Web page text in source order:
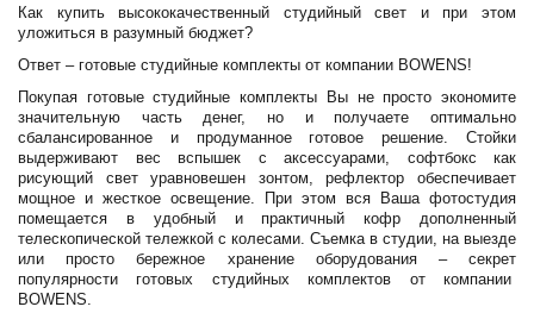
Как купить высококачественный студийный свет и при этом
уложиться в разумный бюджет?
Ответ – готовые студийные комплекты от компании BOWENS!
Покупая готовые студийные комплекты Вы не просто экономите
значительную часть денег, но и получаете оптимально
сбалансированное и продуманное готовое решение. Стойки
выдерживают вес вспышек с аксессуарами, софтбокс как
рисующий свет уравновешен зонтом, рефлектор обеспечивает
мощное и жесткое освещение. При этом вся Ваша фотостудия
помещается в удобный и практичный кофр дополненный
телескопической тележкой с колесами. Съемка в студии, на выезде
или просто бережное хранение оборудования – секрет
популярности готовых студийных комплектов от компании
BOWENS.